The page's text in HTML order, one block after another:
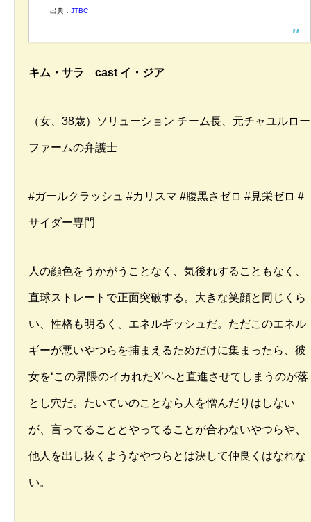
出典： JTBC
キム・サラ cast イ・ジア
（女、38歳）ソリューション チーム長、元チャユルロー
ファームの弁護士
#ガールクラッシュ #カリスマ #腹黒さゼロ #見栄ゼロ #
サイダー専門
人の顔色をうかがうことなく、気後れすることもなく、
直球ストレートで正面突破する。大きな笑顔と同じくら
い、性格も明るく、エネルギッシュだ。ただこのエネル
ギーが悪いやつらを捕まえるためだけに集まったら、彼
女を‘この界隈のイカれたX’へと直進させてしまうのが落
とし穴だ。たいていのことなら人を憎んだりはしない
が、言ってることとやってることが合わないやつらや、
他人を出し抜くようなやつらとは決して仲良くはなれな
い。